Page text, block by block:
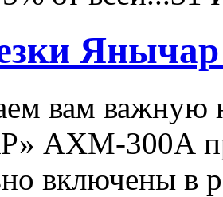
Янычар
вам важную
АХМ-300А
включены в